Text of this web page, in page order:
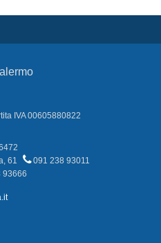
IVA 00605880822
61
091 238 93011
93666